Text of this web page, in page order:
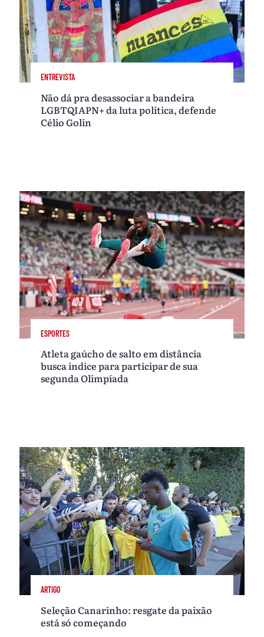
ENTREVISTA
Não dá pra desassociar a bandeira
LGBTQIAPN+ da luta política, defende
Célio Golin
ESPORTES
Atleta gaúcho de salto em distância
busca índice para participar de sua
segunda Olimpíada
ARTIGO
Seleção Canarinho: resgate da paixão
está só começando